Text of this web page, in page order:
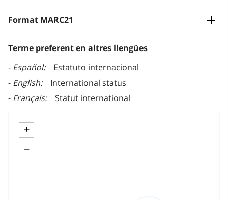
Format MARC21
Terme preferent en altres llengües
Español
Estatuto internacional
English
International status
Français
Statut international
+
−